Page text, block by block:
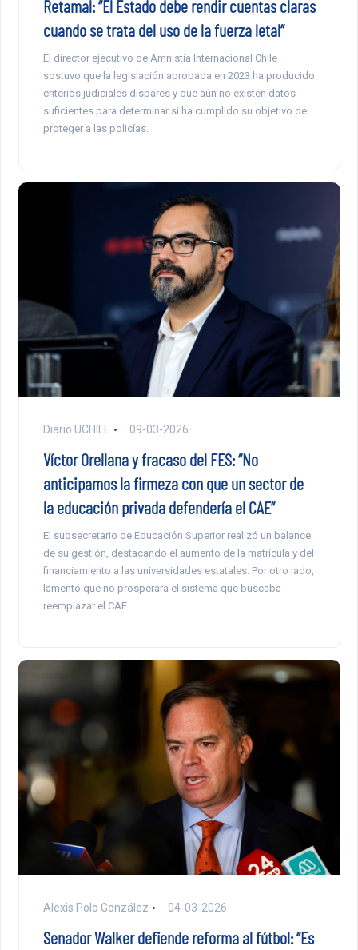
Retamal: “El Estado debe rendir cuentas claras
cuando se trata del uso de la fuerza letal”
El director ejecutivo de Amnistía Internacional Chile
sostuvo que la legislación aprobada en 2023 ha producido
criterios judiciales dispares y que aún no existen datos
suficientes para determinar si ha cumplido su objetivo de
proteger a las policías.
Diario UCHILE 09-03-2026
Víctor Orellana y fracaso del FES: “No
anticipamos la firmeza con que un sector de
la educación privada defendería el CAE”
El subsecretario de Educación Superior realizó un balance
de su gestión, destacando el aumento de la matrícula y del
financiamiento a las universidades estatales. Por otro lado,
lamentó que no prosperara el sistema que buscaba
reemplazar el CAE.
Alexis Polo González 04-03-2026
Senador Walker defiende reforma al fútbol: “Es